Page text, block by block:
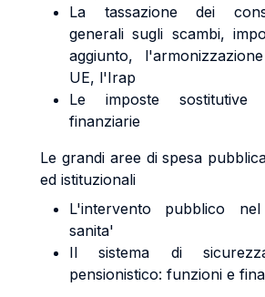
La tassazione dei
generali sugli scambi,
aggiunto,
UE, l'Irap
Le imposte sostitutive
finanziarie
Le grandi aree di spesa
ed istituzionali
L'intervento pubblico
sanita'
Il sistema di
pensionistico: funzioni e